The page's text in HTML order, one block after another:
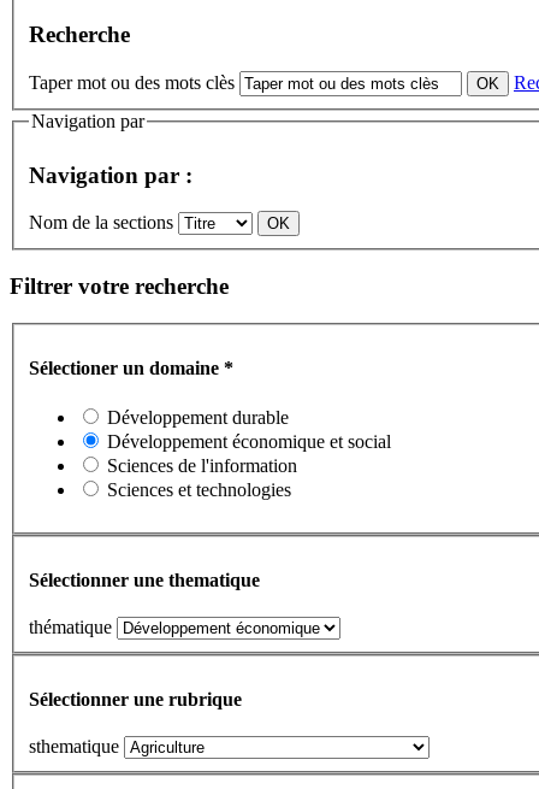
Recherche
Taper mot ou des mots clès
Navigation par
Navigation par :
Nom de la sections
Filtrer votre recherche
Sélectioner un domaine *
Développement durable
Développement économique et social
Sciences de l'information
Sciences et technologies
Sélectionner une thematique
thématique
Sélectionner une rubrique
sthematique